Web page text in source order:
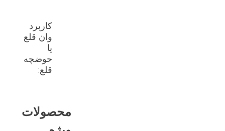
کاربرد
وان قلع
یا
حوضچه
قلع:
محصولات